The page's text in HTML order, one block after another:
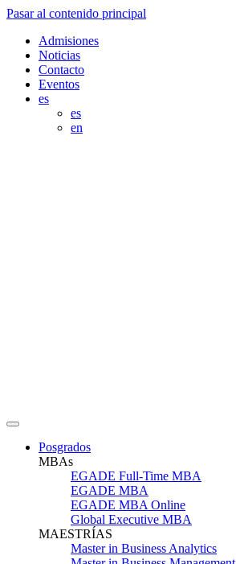
Pasar al contenido principal
Admisiones
Noticias
Contacto
Eventos
es
es
en
Posgrados
MBAs
EGADE Full-Time MBA
EGADE MBA
EGADE MBA Online
Global Executive MBA
MAESTRÍAS
Master in Business Analytics